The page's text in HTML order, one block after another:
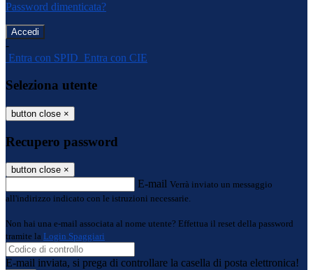
Password dimenticata?
-
Entra con SPID Entra con CIE
Seleziona utente
button close ×
Recupero password
button close ×
E-mail Verrà inviato un messaggio
all'indirizzo indicato con le istruzioni necessarie.
Non hai una e-mail associata al nome utente? Effettua il reset della password
tramite la Login Spaggiari
E-mail inviata, si prega di controllare la casella di posta elettronica!